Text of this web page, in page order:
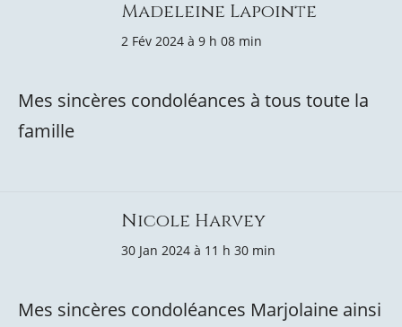
Madeleine Lapointe
2 Fév 2024 à 9 h 08 min
Mes sincères condoléances à tous toute la
famille
Nicole Harvey
30 Jan 2024 à 11 h 30 min
Mes sincères condoléances Marjolaine ainsi